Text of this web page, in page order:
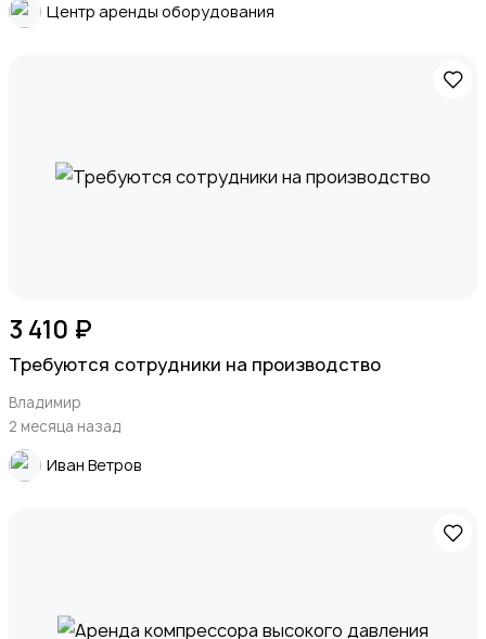
Центр аренды оборудования
3 410 ₽
Требуются сотрудники на производство
Владимир
2 месяца назад
Иван Ветров